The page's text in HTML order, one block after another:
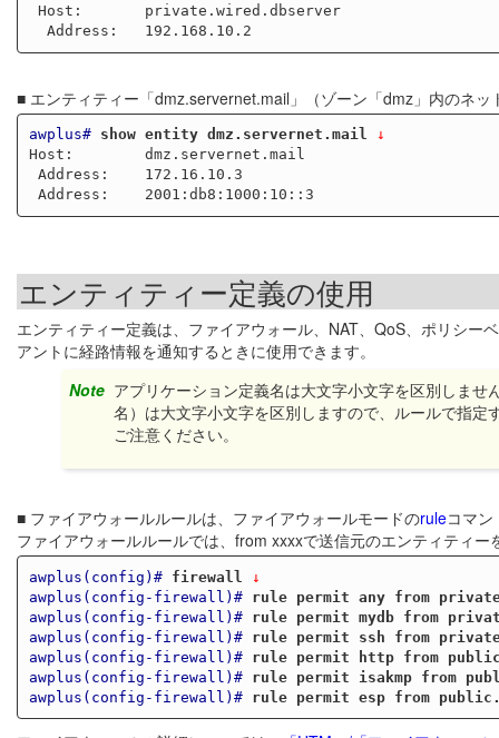
■ エンティティー「dmz.servernet.mail」（ゾーン「dmz」内のネ
awplus# show entity dmz.servernet.mail ↓
Host:        dmz.servernet.mail
エンティティー定義の使用
エンティティー定義は、ファイアウォール、NAT、QoS、ポリシ
アントに経路情報を通知するときに使用できます。
Note アプリケーション定義名は大文字小文字を区別しま
名）は大文字小文字を区別しますので、ルールで指
ご注意ください。
■ ファイアウォールルールは、ファイアウォールモードのruleコマ
ファイアウォールルールでは、from xxxxで送信元のエンティティ
awplus(config)# firewall
↓
awplus(config-firewall)#
rule permit any from
awplus(config-firewall)#
rule permit mydb from
awplus(config-firewall)#
rule permit ssh from
awplus(config-firewall)#
rule permit http from
awplus(config-firewall)#
rule permit isakmp from
awplus(config-firewall)#
rule permit esp from